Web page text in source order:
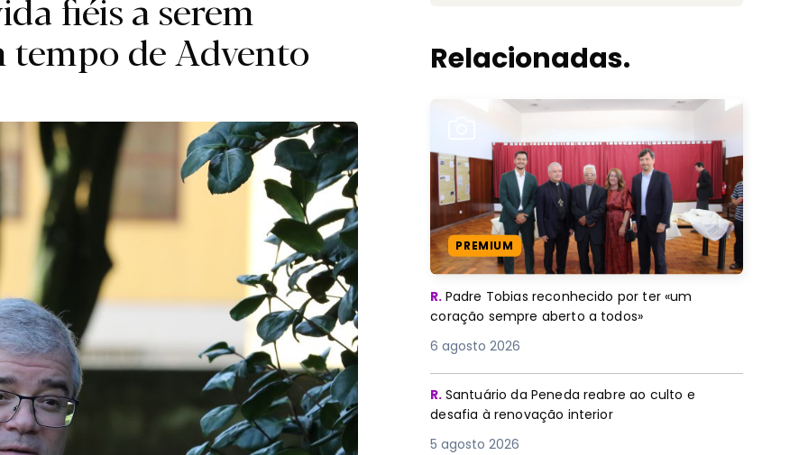
tempo de Advento Relacionadas.
PREMIUM
R. Padre Tobias reconhecido por ter «um
coração sempre aberto a todos»
6 agosto 2026
R. Santuário da Peneda reabre ao culto e
desafia à renovação interior
5 agosto 2026